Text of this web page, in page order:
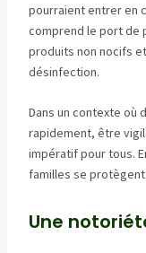
pourraient entrer en
comprend le port de
produits non nocifs
désinfection.
Dans un contexte où
rapidement, être
impératif pour tous.
familles se
Une